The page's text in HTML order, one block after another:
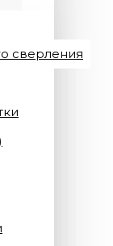
сверления